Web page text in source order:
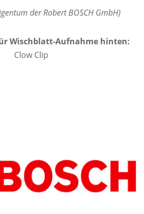
der Robert BOSCH GmbH)
Wischblatt-Aufnahme hinten:
Clow Clip